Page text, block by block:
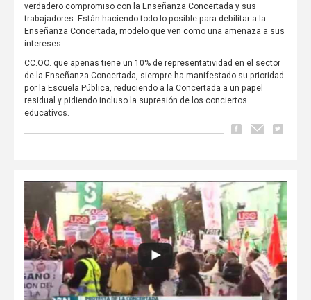
verdadero compromiso con la Enseñanza Concertada y sus
trabajadores. Están haciendo todo lo posible para debilitar a la
Enseñanza Concertada, modelo que ven como una amenaza a sus
intereses.
CC.OO. que apenas tiene un 10% de representatividad en el sector
de la Enseñanza Concertada, siempre ha manifestado su prioridad
por la Escuela Pública, reduciendo a la Concertada a un papel
residual y pidiendo incluso la supresión de los conciertos
educativos.